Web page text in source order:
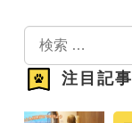
検
索
注目記事